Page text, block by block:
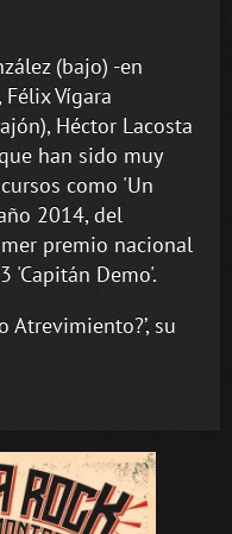
(bajo) -en
Vígara
Héctor Lacosta
han sido muy
como 'Un
2014, del
premio nacional
'Capitán Demo'.
Atrevimiento?’, su